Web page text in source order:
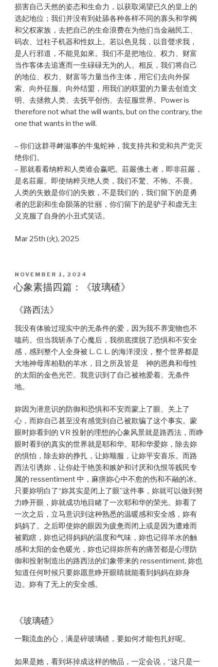
损害自己天然的姿态和生命力，以获取渴望已久的皇上的
选妃地位；我们并没有到处舔各种各样不同的寡头和学阀
和父权家族，去把自己的生命浪费在为他们当金融民工、
码农、过柱子机器和性奴上。若以色見我，以音聲求我，
是人行邪道，不能見如來。我们不是把地位、权力、财富
当作客体去追逐而一生碌碌无为的人。相反，我们将自己
的地位、权力、财富等力量当作主体，用它们去向外探
索、向外征服、向外结盟，用我们的联盟的力量去创造文
明、去拯救人类、去抚平创伤、去征服世界。Power is
therefore not what the will wants, but on the contrary, the
one that wants in the will.
– 你们这群寻衅滋事的牛鬼蛇神，我支持共和党和共产党灭
绝你们。
– 那就看看纳粹和人类谁会赢吧。莊嚴佛土者，即非莊嚴，
是名莊嚴。即使纳粹灭绝人类，我们不驚、不怖、不畏。
人类的失败是你们的失败，不是我们的，我们留下的是勇
者的悲剧和生命陨落的壮丽，你们留下的是驴子和虚无主
义克服了自身的小丑式笑话。
Mar 25th (火), 2025
POSTED
ON
NOVEMBER 1, 2024
心象素描四篇：《玻璃碴》
《路西法》
我没有体验过现实中的无条件的爱，因为我不养宠物也不
嗑药。但当我斩杀了心魔后，我彻底摆脱了恐惧和不安全
感，感到整个人全身被 L. C. L. 的海洋浸没，整个世界都是
大地神母库柏勒的羊水，目之所及皆是 神的恩典和母性
的太阳的金色光芒。我意识到了自己被祂爱着。无条件
地。
妳因为潜意识的防御和恐惧和不安而蒙上了眼、关上了
心，而妳自己甚至没有感觉到自己被欺骗了这个事实。蒙
眼时妳看到的 VR 投射的理想的心象风景就是路西法，而睁
眼时看到的真实的世界就是耶和华。耶和华爱妳，除去妳
的惧怕，除去妳的挣扎，让妳顺服，让妳平安喜乐。而路
西法引诱妳，让你处于艳羡和嫉妒和讨厌和仇恨等贱民专
属的 ressentiment 中，麻痹妳心中不愈的伤和不融的冰。
只要妳明白了“妳其实是闭上了眼”这件事，妳就可以做到努
力睁开眼，妳就成功地目睹了一次耶和华的荣光。妳看了
一次之后，立马意识到这种熟悉的温暖感和安全感，妳有
妈妈了。之后即使妳的眼因为疲惫而闭上或是因为遭难而
被戳瞎，妳也记得妈妈的温度和气味，妳也记得羊水的触
感和太阳的金色暖光，妳也记得妳所有的痛苦都是心理防
御和投射制造出的路西法的幻象带来的 ressentiment, 妳也
知道任何时候只要妳愿意睁开眼睛就能看到妈妈在妳身
边。妳有了无上的安全感。
《玻璃碴》
一颗流血的心，满是碎玻璃碴，要如何才能包扎好呢。
如果是她，看到坏掉成这样的物品，一定会说，“这只是一